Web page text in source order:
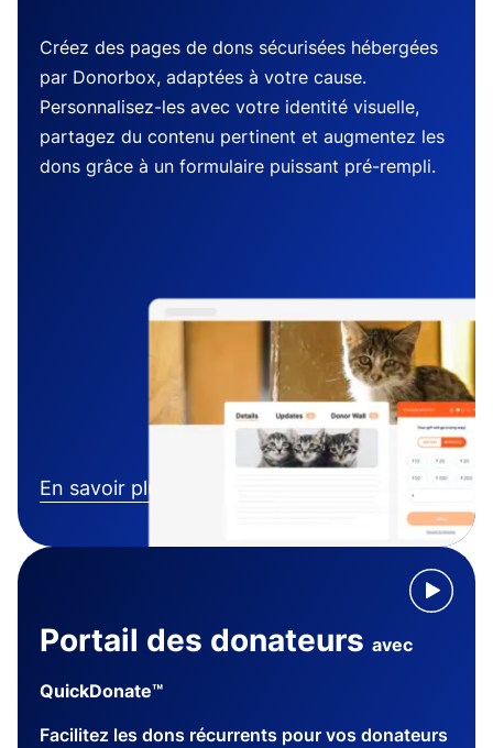
Créez des pages de dons sécurisées hébergées
par Donorbox, adaptées à votre cause.
Personnalisez-les avec votre identité visuelle,
partagez du contenu pertinent et augmentez les
dons grâce à un formulaire puissant pré-rempli.
En savoir plus
Portail des donateurs avec
QuickDonate™
Facilitez les dons récurrents pour vos donateurs